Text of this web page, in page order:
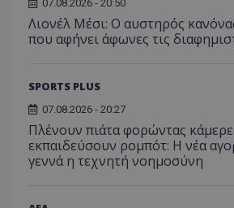
07.08.2026 - 20:50
Λιονέλ Μέσι: Ο αυστηρός
που αφήνει άφωνες τις
SPORTS PLUS
07.08.2026 - 20:27
Πλένουν πιάτα φορώντας
εκπαιδεύσουν ρομπότ: Η νέα
γεννά η τεχνητή νοημοσύνη